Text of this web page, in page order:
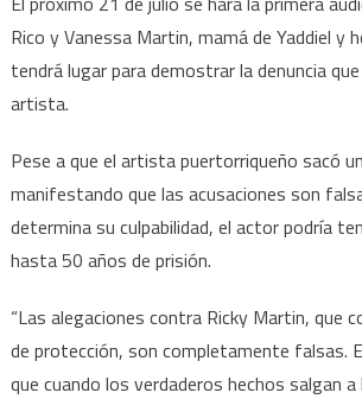
Rico y Vanessa Martin, mamá de Yaddiel y
tendrá lugar para demostrar la denuncia
artista.
Pese a que el artista puertorriqueño sacó
manifestando que las acusaciones son
determina su culpabilidad, el actor podría
hasta 50 años de prisión.
“Las alegaciones contra Ricky Martin, que
de protección, son completamente falsas.
que cuando los verdaderos hechos salgan